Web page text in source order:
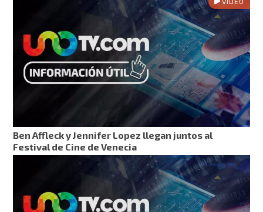
Ben Affleck y Jennifer Lopez llegan juntos al
Festival de Cine de Venecia